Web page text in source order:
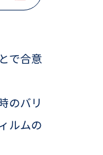
で合意
のバリ
ルムの